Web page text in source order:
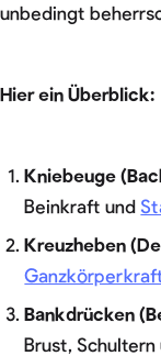
unbedingt
Hier ein Überblick:
Kniebeuge
Beinkraft und
Kreuzheben
Bankdrücken
Brust, Schultern